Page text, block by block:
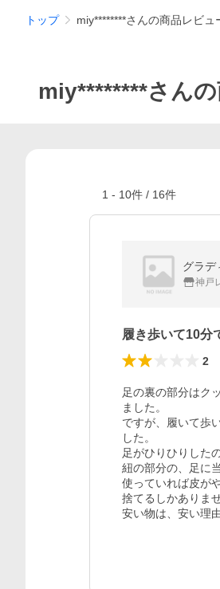
トップ miy********さんの商品レビュ
miy********さん
1 - 10件 / 16件
グラデ
神戸
履き歩いて10分
2
足の裏の部分はク
ました。
ですが、履いて歩
した。
足がひりひりした
紐の部分の、足に
使っていれば皮が
捨てるしかありませ
安い物は、安い理